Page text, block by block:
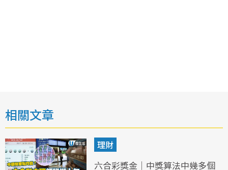
相關文章
理財
六合彩獎金｜中獎算法中幾多個